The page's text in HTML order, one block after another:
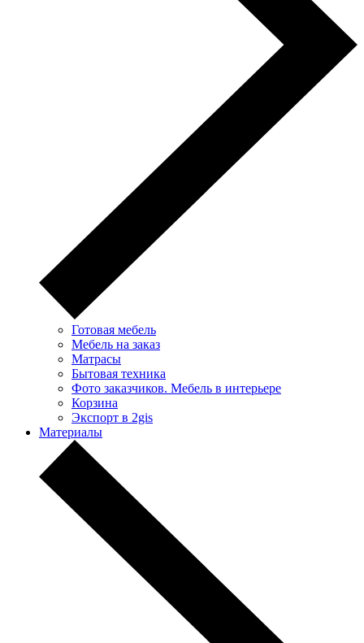
Готовая мебель
Мебель на заказ
Матрасы
Бытовая техника
Фото заказчиков. Мебель в интерьере
Корзина
Экспорт в 2gis
Материалы